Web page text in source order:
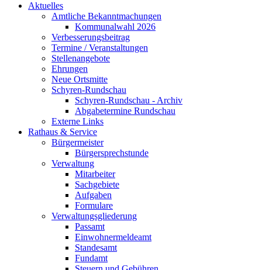
Aktuelles
Amtliche Bekanntmachungen
Kommunalwahl 2026
Verbesserungsbeitrag
Termine / Veranstaltungen
Stellenangebote
Ehrungen
Neue Ortsmitte
Schyren-Rundschau
Schyren-Rundschau - Archiv
Abgabetermine Rundschau
Externe Links
Rathaus & Service
Bürgermeister
Bürgersprechstunde
Verwaltung
Mitarbeiter
Sachgebiete
Aufgaben
Formulare
Verwaltungsgliederung
Passamt
Einwohnermeldeamt
Standesamt
Fundamt